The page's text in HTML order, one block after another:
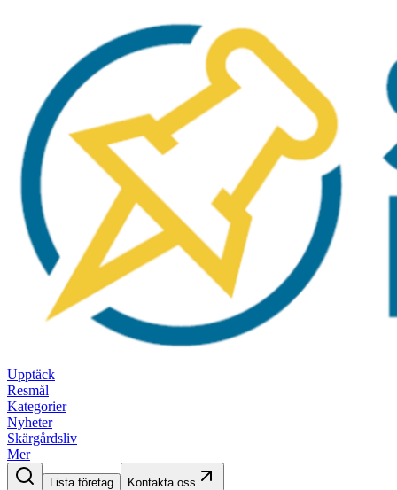
Upptäck
Resmål
Kategorier
Nyheter
Skärgårdsliv
Mer
Lista företag Kontakta oss